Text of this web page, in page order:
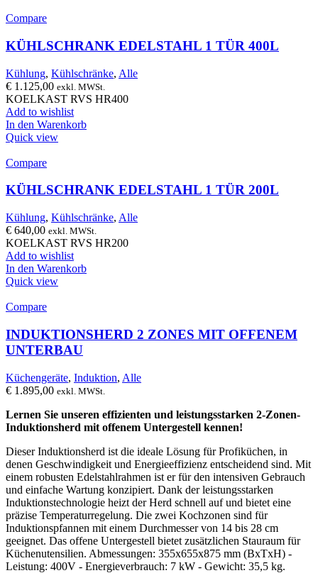
Compare
KÜHLSCHRANK EDELSTAHL 1 TÜR 400L
Kühlung, Kühlschränke, Alle
€ 1.125,00 exkl. MWSt.
KOELKAST RVS HR400
Add to wishlist
In den Warenkorb
Quick view
Compare
KÜHLSCHRANK EDELSTAHL 1 TÜR 200L
Kühlung, Kühlschränke, Alle
€ 640,00 exkl. MWSt.
KOELKAST RVS HR200
Add to wishlist
In den Warenkorb
Quick view
Compare
INDUKTIONSHERD 2 ZONES MIT OFFENEM
UNTERBAU
Küchengeräte, Induktion, Alle
€ 1.895,00 exkl. MWSt.
Lernen Sie unseren effizienten und leistungsstarken 2-Zonen-
Induktionsherd mit offenem Untergestell kennen!
Dieser Induktionsherd ist die ideale Lösung für Profiküchen, in
denen Geschwindigkeit und Energieeffizienz entscheidend sind. Mit
einem robusten Edelstahlrahmen ist er für den intensiven Gebrauch
und einfache Wartung konzipiert. Dank der leistungsstarken
Induktionstechnologie heizt der Herd schnell auf und bietet eine
präzise Temperaturregelung. Die zwei Kochzonen sind für
Induktionspfannen mit einem Durchmesser von 14 bis 28 cm
geeignet. Das offene Untergestell bietet zusätzlichen Stauraum für
Küchenutensilien. Abmessungen: 355x655x875 mm (BxTxH) -
Leistung: 400V - Energieverbrauch: 7 kW - Gewicht: 35,5 kg.